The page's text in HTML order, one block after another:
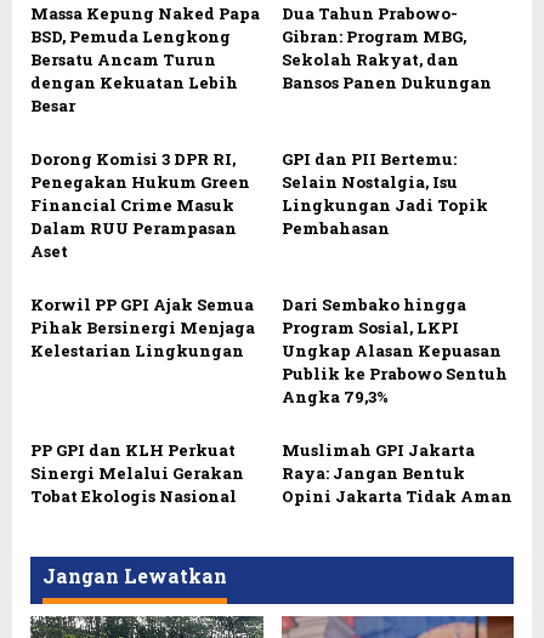
Massa Kepung Naked Papa
BSD, Pemuda Lengkong
Bersatu Ancam Turun
dengan Kekuatan Lebih
Besar
Dua Tahun Prabowo-
Gibran: Program MBG,
Sekolah Rakyat, dan
Bansos Panen Dukungan
Dorong Komisi 3 DPR RI,
Penegakan Hukum Green
Financial Crime Masuk
Dalam RUU Perampasan
Aset
GPI dan PII Bertemu:
Selain Nostalgia, Isu
Lingkungan Jadi Topik
Pembahasan
Korwil PP GPI Ajak Semua
Pihak Bersinergi Menjaga
Kelestarian Lingkungan
Dari Sembako hingga
Program Sosial, LKPI
Ungkap Alasan Kepuasan
Publik ke Prabowo Sentuh
Angka 79,3%
PP GPI dan KLH Perkuat
Sinergi Melalui Gerakan
Tobat Ekologis Nasional
Muslimah GPI Jakarta
Raya: Jangan Bentuk
Opini Jakarta Tidak Aman
Jangan Lewatkan